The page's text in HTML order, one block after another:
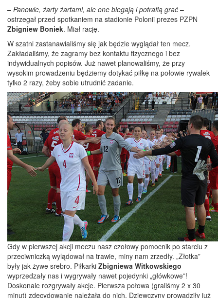
– Panowie, żarty żartami, ale one biegają i potrafią grać –
ostrzegał przed spotkaniem na stadionie Polonii prezes PZPN
Zbigniew Boniek. Miał rację.
W szatni zastanawialiśmy się jak będzie wyglądał ten mecz.
Zakładaliśmy, że zagramy bez kontaktu fizycznego i bez
indywidualnych popisów. Już nawet planowaliśmy, że przy
wysokim prowadzeniu będziemy dotykać piłkę na połowie rywalek
tylko 2 razy, żeby sobie utrudnić zadanie.
Gdy w pierwszej akcji meczu nasz czołowy pomocnik po starciu z
przeciwniczką wylądował na trawie, miny nam zrzedły. „Złotka”
były jak żywe srebro. Piłkarki Zbigniewa Witkowskiego
wyprzedzały nas i wygrywały nawet pojedynki „główkowe”!
Doskonale rozgrywały akcje. Pierwsza połowa (graliśmy 2 x 30
minut) zdecydowanie należała do nich. Dziewczyny prowadziły już